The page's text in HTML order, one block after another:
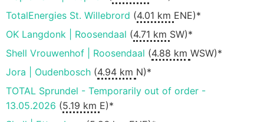
TotalEnergies St. Willebrord (4.01 km ENE)*
OK Langdonk | Roosendaal (4.71 km SW)*
Shell Vrouwenhof | Roosendaal (4.88 km WSW)*
Jora | Oudenbosch (4.94 km N)*
TOTAL Sprundel - Temporarily out of order -
13.05.2026 (5.19 km E)*